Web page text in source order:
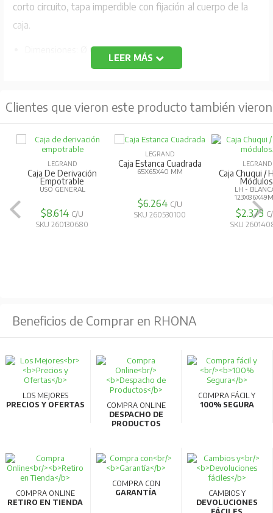
corto circuito, tapa imperdible con fijación al cuerpo de la
caja.
Dimensiones: Ø 60x40MM
Entradas: 4 - Tipo Cono
Código Fabricante: 092001
LEER MÁS
Clientes que vieron este producto también vieron
LEGRAND
Caja De Derivación
Empotrable
USO GENERAL
$8.614 C/U
SKU 260130680
LEGRAND
Caja Estanca Cuadrada
65X65X40 MM
$6.264 C/U
SKU 260530100
LEGRAND
Caja Chuqui /
LH -
$2.373
SKU
Beneficios de Comprar en RHONA
LOS MEJORES
PRECIOS Y OFERTAS
COMPRA ONLINE
DESPACHO DE
PRODUCTOS
COMPRA FÁCIL Y
100% SEGURA
COMPRA ONLINE
RETIRO EN TIENDA
COMPRA CON
GARANTÍA
CAMBIOS Y
DEVOLUCIONES